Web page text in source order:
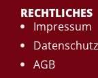
RECHTLICHES
Impressum
Datenschutz
AGB